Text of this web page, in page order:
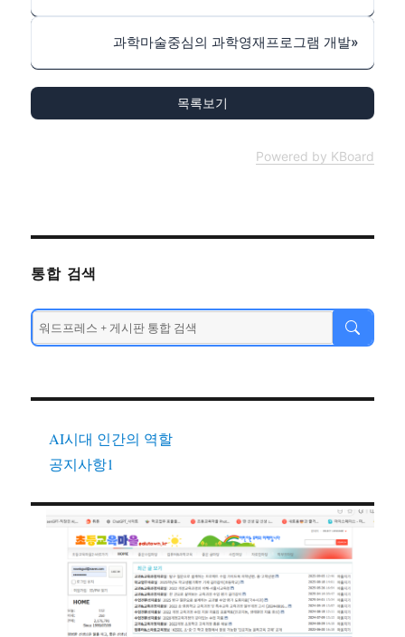
과학마술중심의 과학영재프로그램 개발»
목록보기
Powered by KBoard
통합 검색
AI시대 인간의 역할
공지사항1